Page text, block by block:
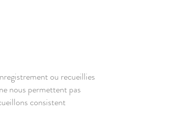
ou recueillies
nous permettent pas
consistent